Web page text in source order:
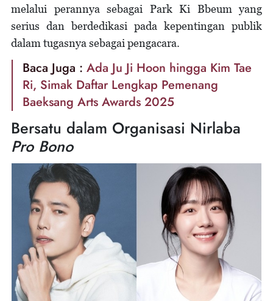
melalui perannya sebagai Park Ki Bbeum yang
serius dan berdedikasi pada kepentingan publik
dalam tugasnya sebagai pengacara.
Baca Juga : Ada Ju Ji Hoon hingga Kim Tae
Ri, Simak Daftar Lengkap Pemenang
Baeksang Arts Awards 2025
Bersatu dalam Organisasi Nirlaba
Pro Bono